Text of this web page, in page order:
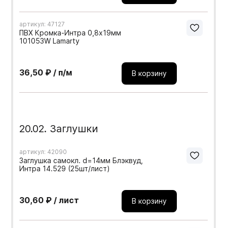
артикул: 47127
ПВХ Кромка-Интра 0,8х19мм
101053W Lamarty
36,50 ₽ / п/м В корзину
20.02. Заглушки
артикул: 42090
Заглушка самокл. d=14мм Блэквуд,
Интра 14.529 (25шт/лист)
30,60 ₽ / лист В корзину